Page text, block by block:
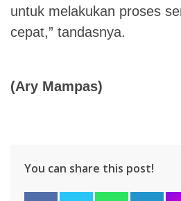
untuk melakukan proses
cepat,” tandasnya.
(Ary Mampas)
You can share this post!